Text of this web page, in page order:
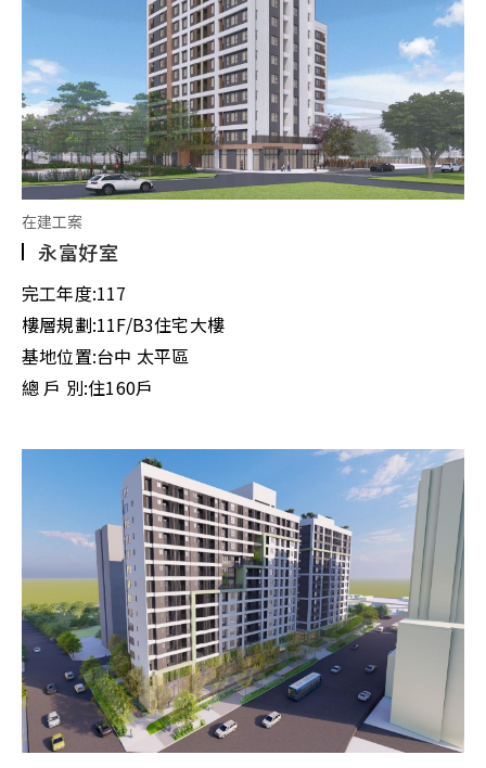
在建工案
永富好室
完工年度:117
樓層規劃:11F/B3住宅大樓
基地位置:台中 太平區
總 戶 別:住160戶